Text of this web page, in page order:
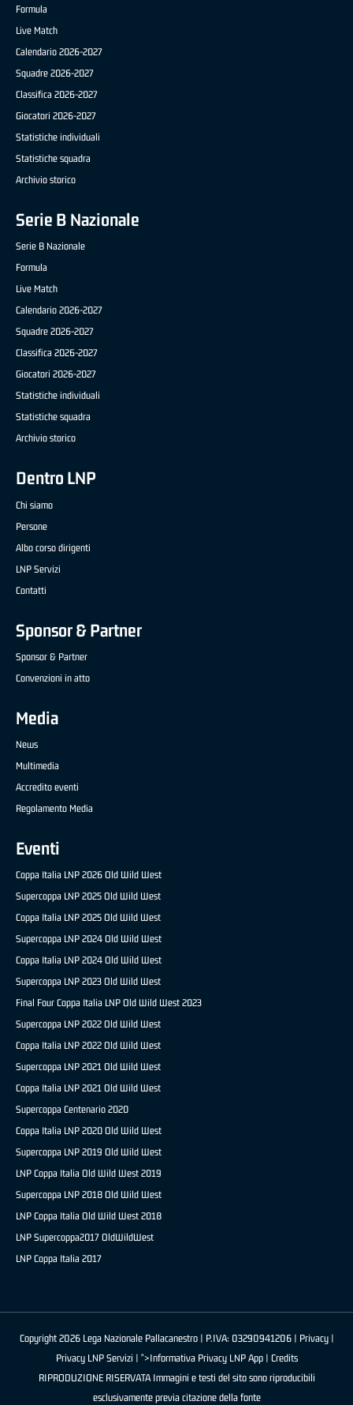
Formula
Live Match
Calendario 2026-2027
Squadre 2026-2027
Classifica 2026-2027
Giocatori 2026-2027
Statistiche individuali
Statistiche squadra
Archivio storico
Serie B Nazionale
Serie B Nazionale
Formula
Live Match
Calendario 2026-2027
Squadre 2026-2027
Classifica 2026-2027
Giocatori 2026-2027
Statistiche individuali
Statistiche squadra
Archivio storico
Dentro LNP
Chi siamo
Persone
Albo corso dirigenti
LNP Servizi
Contatti
Sponsor & Partner
Sponsor & Partner
Convenzioni in atto
Media
News
Multimedia
Accredito eventi
Regolamento Media
Eventi
Coppa Italia LNP 2026 Old Wild West
Supercoppa LNP 2025 Old Wild West
Coppa Italia LNP 2025 Old Wild West
Supercoppa LNP 2024 Old Wild West
Coppa Italia LNP 2024 Old Wild West
Supercoppa LNP 2023 Old Wild West
Final Four Coppa Italia LNP Old Wild West 2023
Supercoppa LNP 2022 Old Wild West
Coppa Italia LNP 2022 Old Wild West
Supercoppa LNP 2021 Old Wild West
Coppa Italia LNP 2021 Old Wild West
Supercoppa Centenario 2020
Coppa Italia LNP 2020 Old Wild West
Supercoppa LNP 2019 Old Wild West
LNP Coppa Italia Old Wild West 2019
Supercoppa LNP 2018 Old Wild West
LNP Coppa Italia Old Wild West 2018
LNP Supercoppa2017 OldWildWest
LNP Coppa Italia 2017
Copyright 2026 Lega Nazionale Pallacanestro | P.IVA: 03290941206 | Privacy|
Privacy LNP Servizi | ">Informativa Privacy LNP App | Credits
RIPRODUZIONE RISERVATA Immagini e testi del sito sono riproducibili
esclusivamente previa citazione della fonte